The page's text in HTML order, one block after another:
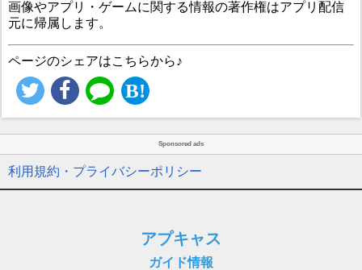
画像やアプリ・ゲームに関する情報の著作権はアプリ配信
元に帰属します。
ページのシェアはこちらから♪
Sponsored ads
利用規約・プライバシーポリシー
アプキャス
ガイド情報